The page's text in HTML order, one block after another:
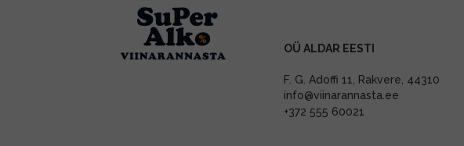
OÜ ALDAR EESTI
F. G. Adoffi 11, Rakvere, 44310
info@viinarannasta.ee
+372 555 60021